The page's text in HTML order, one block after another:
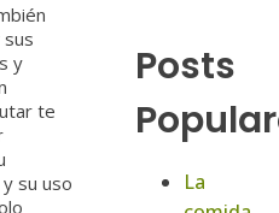
y
te
su uso
Posts
La